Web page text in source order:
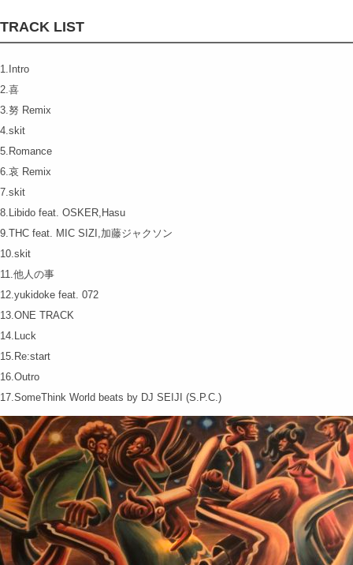
TRACK LIST
1.Intro
2.喜
3.努 Remix
4.skit
5.Romance
6.哀 Remix
7.skit
8.Libido feat. OSKER,Hasu
9.THC feat. MIC SIZI,加藤ジャクソン
10.skit
11.他人の事
12.yukidoke feat. 072
13.ONE TRACK
14.Luck
15.Re:start
16.Outro
17.SomeThink World beats by DJ SEIJI (S.P.C.)